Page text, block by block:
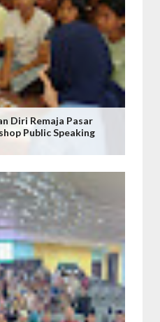
Diri Remaja Pasar
Public Speaking